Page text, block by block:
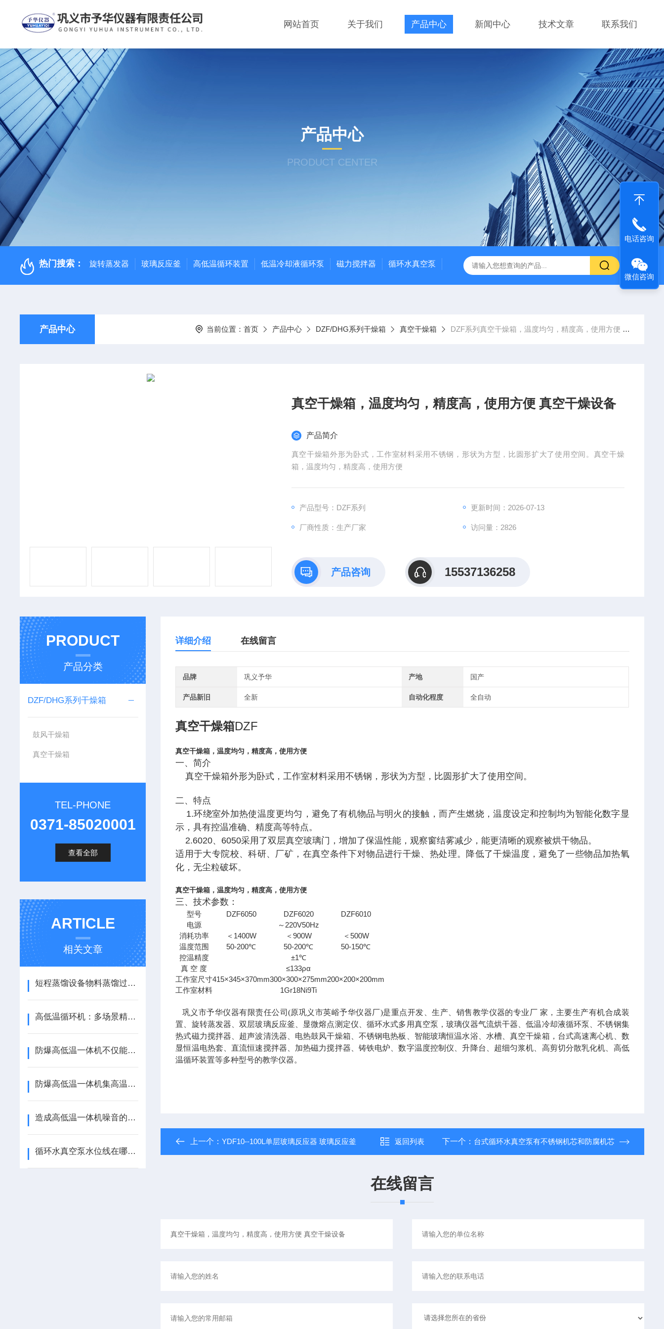
网站首页 关于我们 产品中心 新闻中心 技术文章 联系我们
产品中心
PRODUCT CENTER
热门搜索： 旋转蒸发器 玻璃反应釜 高低温循环装置 低温冷却液循环泵 磁力搅拌器 循环水真空泵
产品中心 当前位置：首页 产品中心 DZF/DHG系列干燥箱 真空干燥箱 DZF系列真空干燥箱，温度均匀，精度高，使用方便 真空干燥设备
真空干燥箱，温度均匀，精度高，使用方便 真空干燥设备
产品简介
真空干燥箱外形为卧式，工作室材料采用不锈钢，形状为方型，比圆形扩大了使用空间。真空干燥
箱，温度均匀，精度高，使用方便
产品型号：DZF系列 更新时间：2026-07-13
厂商性质：生产厂家 访问量：2826
产品咨询 15537136258
PRODUCT
产品分类
DZF/DHG系列干燥箱
鼓风干燥箱
真空干燥箱
TEL-PHONE
0371-85020001
查看全部
ARTICLE
相关文章
短程蒸馏设备物料蒸馏过程中的3大技术要领
高低温循环机：多场景精准温控的全能管家
防爆高低温一体机不仅能够提供制冷和加热服务，还具有自动温度控制功能
防爆高低温一体机集高温和低温功能于一身，为用户提供便利与舒适
造成高低温一体机噪音的原因有哪些？
循环水真空泵水位线在哪个位置？
详细介绍 在线留言
品牌 巩义予华 产地 国产
产品新旧 全新 自动化程度 全自动
真空干燥箱DZF
真空干燥箱，温度均匀，精度高，使用方便
一、简介
真空干燥箱外形为卧式，工作室材料采用不锈钢，形状为方型，比圆形扩大了使用空间。
二、特点
1.环绕室外加热使温度更均匀，避免了有机物品与明火的接触，而产生燃烧，温度设定和控制均为智能化数字显
示，具有控温准确、精度高等特点。
2.6020、 6050采用了双层真空玻璃门，增加了保温性能，观察窗结雾减少，能更清晰的观察被烘干物品。
适用于大专院校、科研、厂矿，在真空条件下对物品进行干燥、热处理。降低了干燥温度，避免了一些物品加热氧
化，无尘粒破坏。
真空干燥箱，温度均匀，精度高，使用方便
三、技术参数：
型号 DZF6050 DZF6020
DZF6010
电源
～220V50Hz
消耗功率
＜1400W ＜900W
＜500W
温度范围
50-200℃ 50-200℃
50-150℃
控温精度
±1℃
真 空 度
≤133ρα
工作室尺寸415×345×370mm300×300×275mm200×200×200mm
工作室材料
1Gr18Ni9Ti
巩义市予华仪器有限责任公司(原巩义市英峪予华仪器厂)是重点开发、生产、销售教学仪器的专业厂 家，主要生产有机合成装
置、旋转蒸发器、双层玻璃反应釜、显微熔点测定仪、循环水式多用真空泵，玻璃仪器气流烘干器、低温冷却液循环泵、不锈钢集
热式磁力搅拌器、超声波清洗器、电热鼓风干燥箱、不锈钢电热板、智能玻璃恒温水浴、水槽、真空干燥箱，台式高速离心机、数
显恒温电热套、直流恒速搅拌器、加热磁力搅拌器、铸铁电炉、数字温度控制仪、升降台、超细匀浆机、高剪切分散乳化机、高低
温循环装置等多种型号的教学仪器。
上一个：YDF10--100L单层玻璃反应器 玻璃反应釜 返回列表 下一个： 台式循环水真空泵有不锈钢机芯和防腐机芯
在线留言
电话咨询
微信咨询